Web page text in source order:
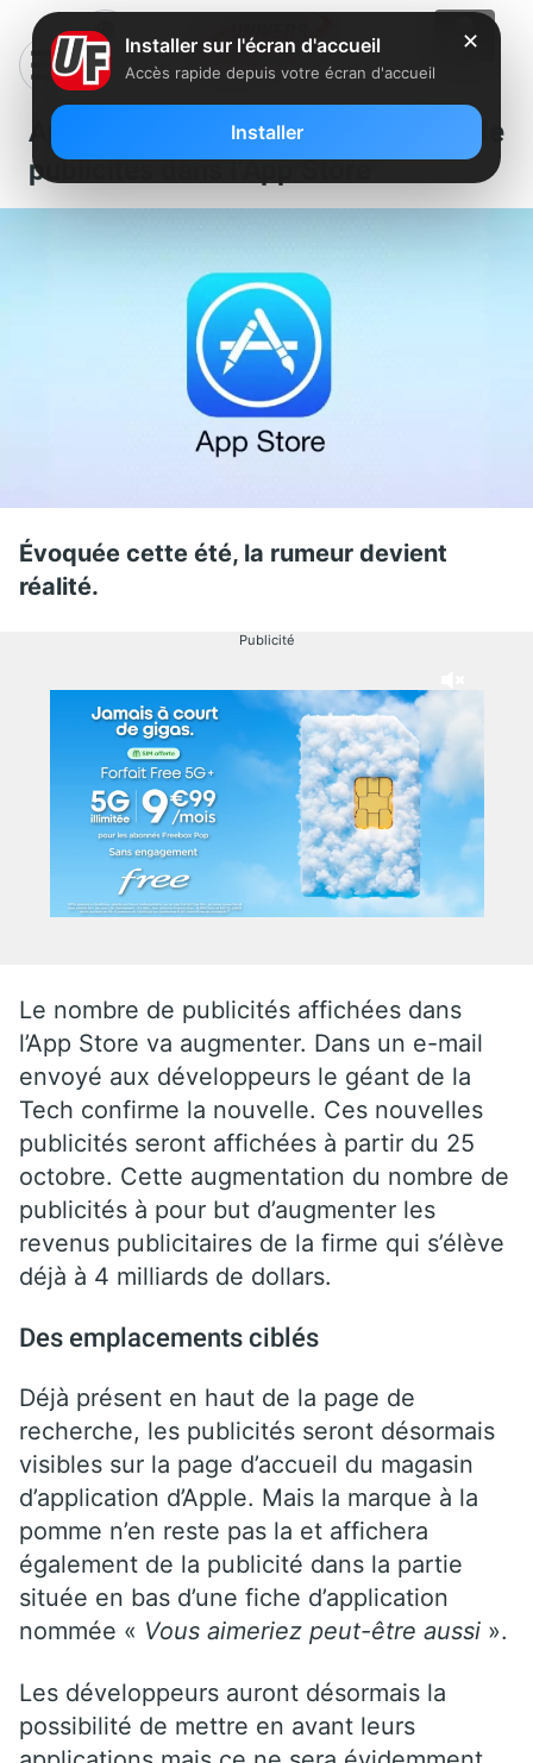
Apple annonce encore plus de
publicités dans l’App Store
Évoquée cette été, la rumeur devient
réalité.
Publicité
Le nombre de publicités affichées dans
l’App Store va augmenter. Dans un e-mail
envoyé aux développeurs le géant de la
Tech confirme la nouvelle. Ces nouvelles
publicités seront affichées à partir du 25
octobre. Cette augmentation du nombre de
publicités à pour but d’augmenter les
revenus publicitaires de la firme qui s’élève
déjà à 4 milliards de dollars.
Des emplacements ciblés
Déjà présent en haut de la page de
recherche, les publicités seront désormais
visibles sur la page d’accueil du magasin
d’application d’Apple. Mais la marque à la
pomme n’en reste pas la et affichera
également de la publicité dans la partie
située en bas d’une fiche d’application
nommée « Vous aimeriez peut-être aussi ».
Les développeurs auront désormais la
possibilité de mettre en avant leurs
✕
Installer sur l'écran d'accueil
Accès rapide depuis votre écran d'accueil
Installer